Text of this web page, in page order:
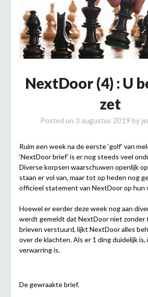
NextDoor (4) : U
zet
Posted on 3 augustus 2019 by
Ruim een week na de eerste ‘golf’ van
‘NextDoor brief’ is er nog steeds veel
Diverse korpsen waarschuwen openlijk
staan er vol van, maar tot op heden nog
officieel statement van NextDoor op hun
Hoewel er eerder deze week nog aan
werdt gemeldt dat NextDoor niet zonder
brieven verstuurd, lijkt NextDoor alles
over de klachten. Als er 1 ding duidelijk
verwarring is.
De gewraakte brief.